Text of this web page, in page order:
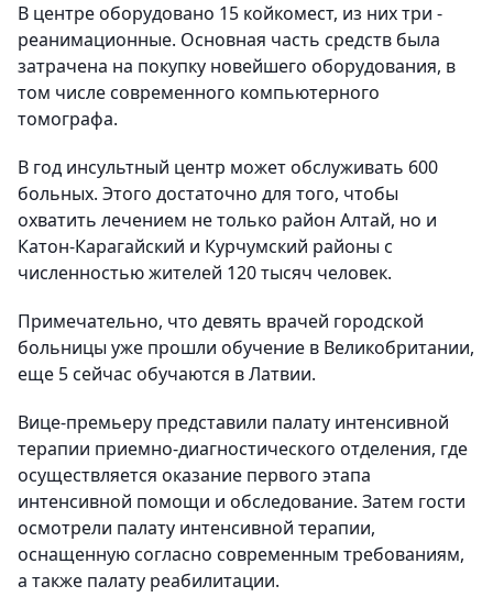
В центре оборудовано 15 койкомест, из них три -
реанимационные. Основная часть средств была
затрачена на покупку новейшего оборудования, в
том числе современного компьютерного
томографа.
В год инсультный центр может обслуживать 600
больных. Этого достаточно для того, чтобы
охватить лечением не только район Алтай, но и
Катон-Карагайский и Курчумский районы с
численностью жителей 120 тысяч человек.
Примечательно, что девять врачей городской
больницы уже прошли обучение в Великобритании,
еще 5 сейчас обучаются в Латвии.
Вице-премьеру представили палату интенсивной
терапии приемно-диагностического отделения, где
осуществляется оказание первого этапа
интенсивной помощи и обследование. Затем гости
осмотрели палату интенсивной терапии,
оснащенную согласно современным требованиям,
а также палату реабилитации.